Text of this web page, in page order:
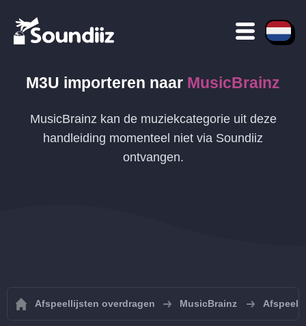
M3U importeren naar MusicBrainz
MusicBrainz kan de muziekcategorie uit deze
handleiding momenteel niet via Soundiiz
ontvangen.
Afspeellijsten overdragen MusicBrainz